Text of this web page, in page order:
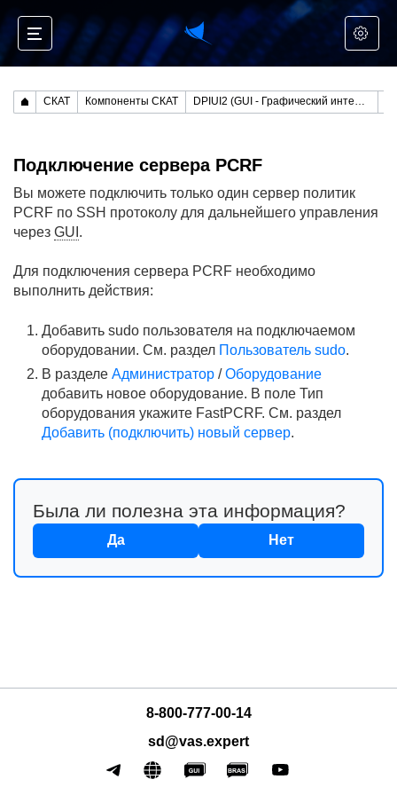
СКАТ Компоненты СКАТ DPIUI2 (GUI - Графический интерфейс управления)
Подключение сервера PCRF
Вы можете подключить только один сервер политик
PCRF по SSH протоколу для дальнейшего управления
через GUI .
Для подключения сервера PCRF необходимо
выполнить действия:
Добавить sudo пользователя на подключаемом
оборудовании. См. раздел Пользователь sudo.
В разделе Администратор /Оборудование
добавить новое оборудование. В поле Тип
оборудования укажите FastPCRF. См. раздел
Добавить (подключить) новый сервер.
Была ли полезна эта информация?
Да Нет
8-800-777-00-14
sd@vas.expert